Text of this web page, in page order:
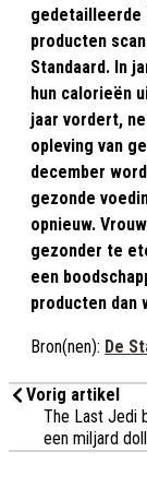
gedetailleerde
producten
Standaard. In
hun calorieën
jaar vordert,
opleving van
december
gezonde
opnieuw.
gezonder te
een
producten dan
Bron(nen): De
Vorig artikel
The Last Jedi
een miljard